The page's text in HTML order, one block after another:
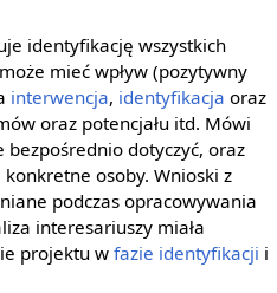
identyfikację wszystkich
mieć wpływ (pozytywny
interwencja, identyfikacja oraz
oraz potencjału itd. Mówi
dotyczyć, oraz
osoby. Wnioski z
podczas opracowywania
interesariuszy miała
projektu w fazie identyfikacji i